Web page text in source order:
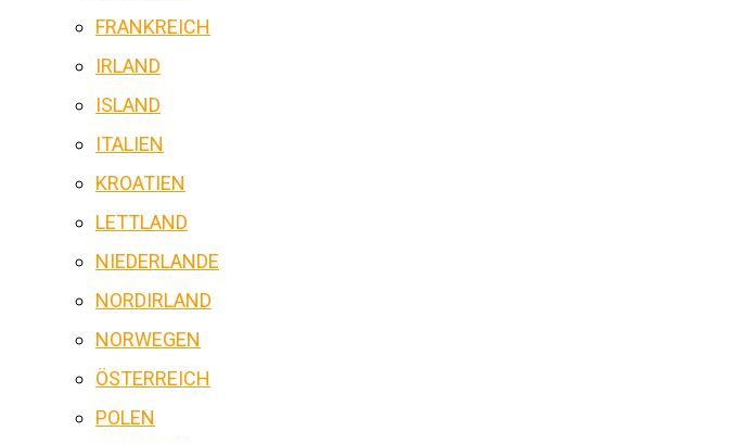
FRANKREICH
IRLAND
ISLAND
ITALIEN
KROATIEN
LETTLAND
NIEDERLANDE
NORDIRLAND
NORWEGEN
ÖSTERREICH
POLEN